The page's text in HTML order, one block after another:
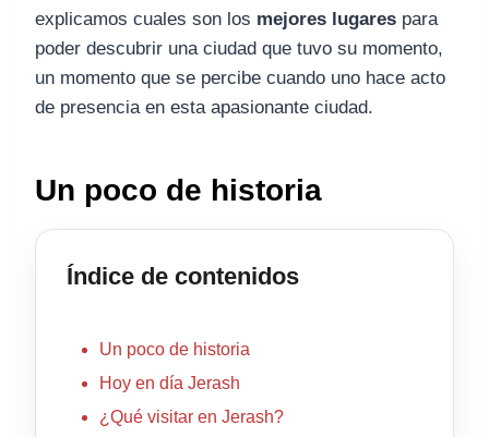
explicamos cuales son los mejores lugares para
poder descubrir una ciudad que tuvo su momento,
un momento que se percibe cuando uno hace acto
de presencia en esta apasionante ciudad.
Un poco de historia
Índice de contenidos
Un poco de historia
Hoy en día Jerash
¿Qué visitar en Jerash?